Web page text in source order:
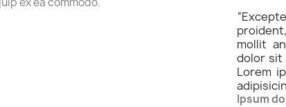
“
mollit
dolor sit
Lorem
Ipsum